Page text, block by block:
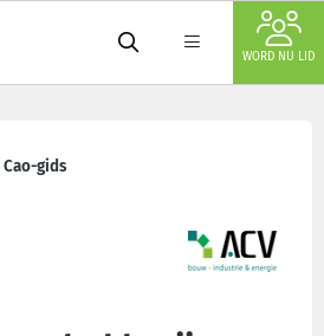
WORD NU LID
Cao-gids